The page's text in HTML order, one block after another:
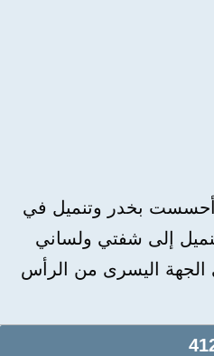
أحسست بخدر وتنميل في
إلى شفتي ولساني
الجهة اليسرى من الرأس